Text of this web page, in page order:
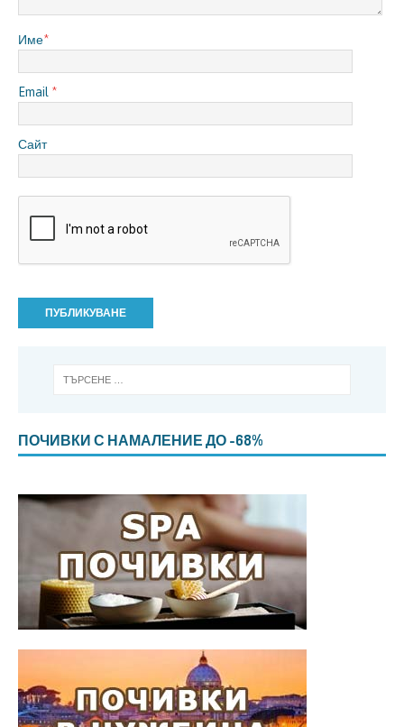
Име*
Email *
Сайт
ПОЧИВКИ С НАМАЛЕНИЕ ДО -68%